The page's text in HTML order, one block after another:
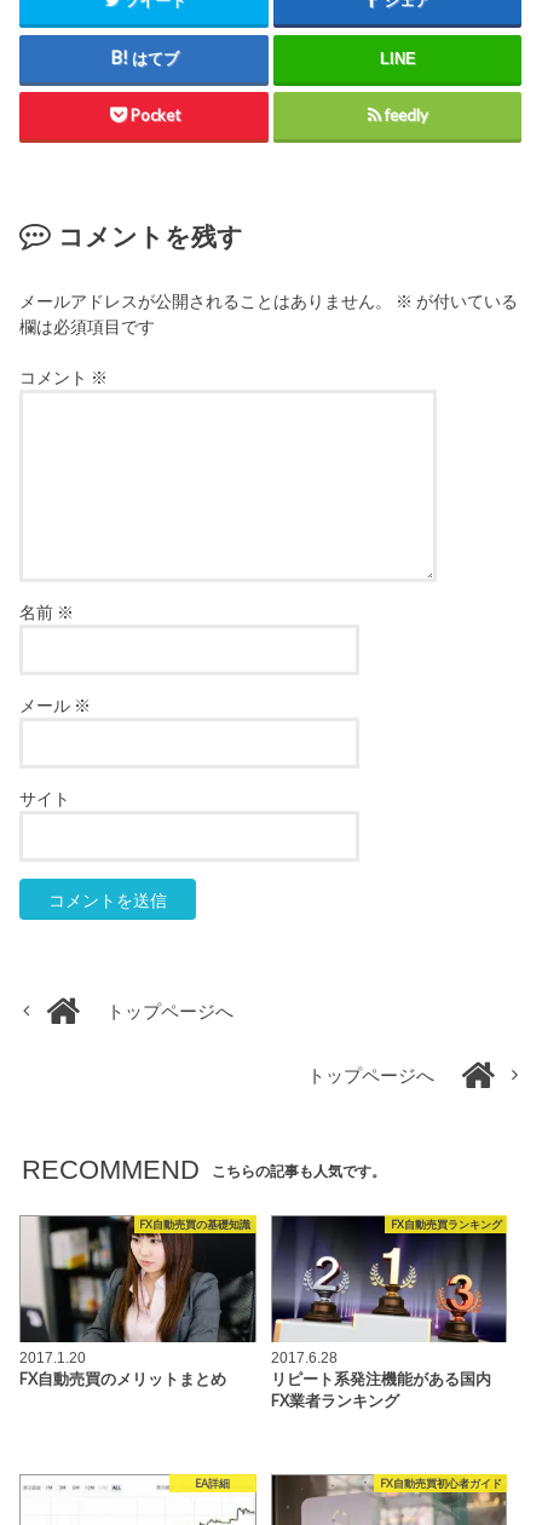
はてブ LINE
Pocket feedly
コメントを残す
メールアドレスが公開されることはありません。 ※ が付いている
欄は必須項目です
コメント ※
名前 ※
メール ※
サイト
トップページへ
トップページへ
RECOMMEND こちらの記事も人気です。
FX自動売買の基礎知識
2017.1.20
FX自動売買のメリットまとめ
FX自動売買ランキング
2017.6.28
リピート系発注機能がある国内
FX業者ランキング
EA詳細 FX自動売買初心者ガイド